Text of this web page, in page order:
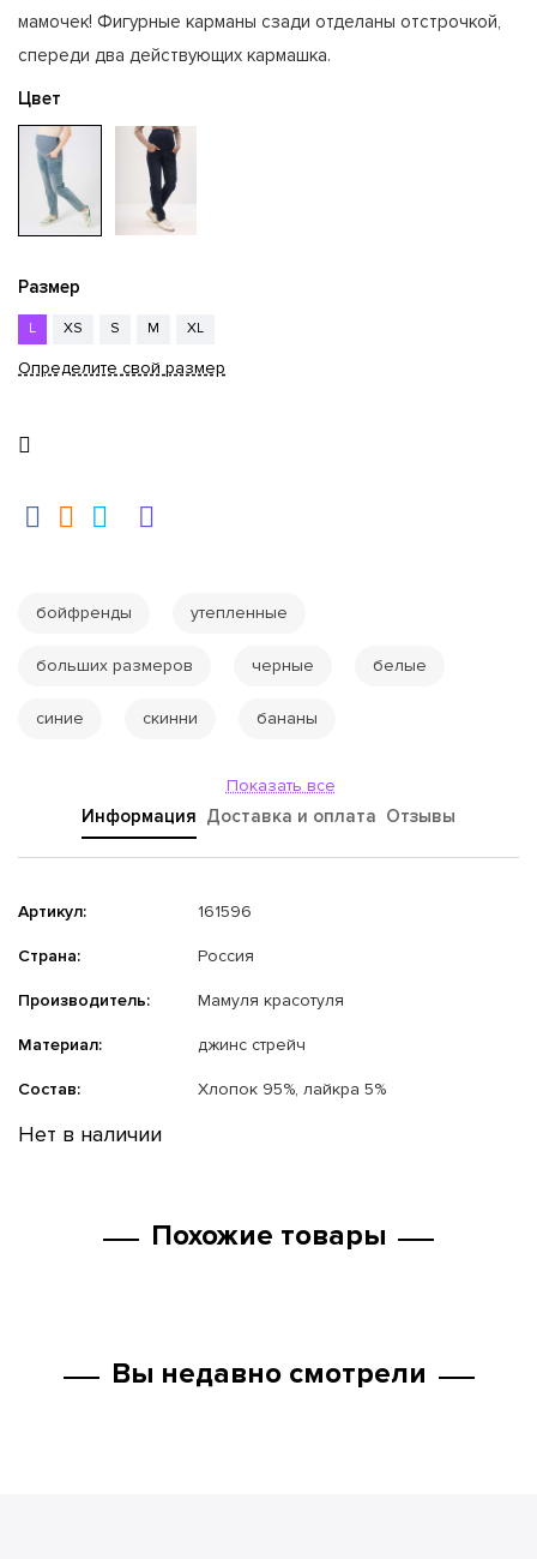
мамочек! Фигурные карманы сзади отделаны отстрочкой,
спереди два действующих кармашка.
Цвет
Размер
L XS S M XL
Определите свой размер
бойфренды утепленные
больших размеров черные белые
синие скинни бананы
Показать все
Информация Доставка и оплата Отзывы
Артикул: 161596
Страна: Россия
Производитель: Мамуля красотуля
Материал: джинс стрейч
Состав: Хлопок 95%, лайкра 5%
Нет в наличии
Похожие товары
Вы недавно смотрели